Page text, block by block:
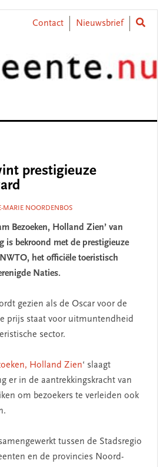
Contact Nieuwsbrief
prestigieuze
MARIE NOORDENBOS
Bezoeken, Holland Zien’ van
is bekroond met de prestigieuze
het officiële toeristisch
Naties.
gezien als de Oscar voor de
prijs staat voor uitmuntendheid
sector.
Holland Zien‘ slaagt
er in de aantrekkingskracht van
om bezoekers te verleiden ook
tussen de Stadsregio
en de provincies Noord-